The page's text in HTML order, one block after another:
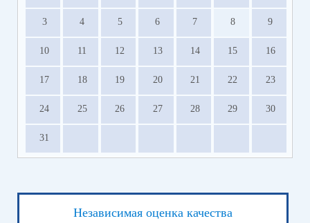
3 4 5 6 7 8 9
10 11 12 13 14 15 16
17 18 19 20 21 22 23
24 25 26 27 28 29 30
31
Независимая оценка качества